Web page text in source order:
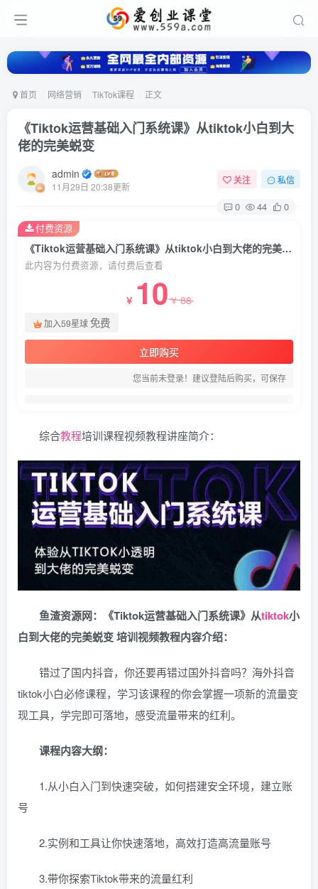
首页 网络营销 TikTok课程 正文
《Tiktok运营基础入门系统课》从tiktok小白到大
佬的完美蜕变
admin
11月29日 20:38更新
关注 私信
0 44 0
《Tiktok运营基础入门系统课》从tiktok小白到大佬的完美蜕变
此内容为付费资源，请付费后查看
￥ 10￥88
加入59星球免费
立即购买
您当前未登录！建议登陆后购买，可保存
付费资源
综合教程培训课程视频教程讲座简介：
鱼渣资源网：《Tiktok运营基础入门系统课》从tiktok小
白到大佬的完美蜕变 培训视频教程内容介绍：
错过了国内抖音，你还要再错过国外抖音吗？海外抖音
tiktok小白必修课程，学习该课程的你会掌握一项新的流量变
现工具，学完即可落地，感受流量带来的红利。
课程内容大纲：
1.从小白入门到快速突破，如何搭建安全环境，建立账
号
2.实例和工具让你快速落地，高效打造高流量账号
3.带你探索Tiktok带来的流量红利